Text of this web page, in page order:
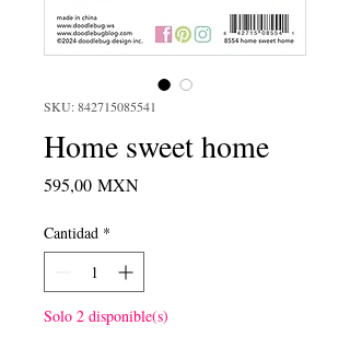
SKU: 842715085541
Home sweet home
595,00 MXNPrecio
Cantidad *
Solo 2 disponible(s)